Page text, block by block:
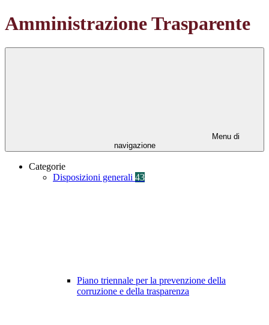
Amministrazione Trasparente
Menu di
navigazione
Categorie
Disposizioni generali 43
Piano triennale per la prevenzione della
corruzione e della trasparenza